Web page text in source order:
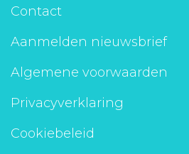
Contact
Aanmelden nieuwsbrief
Algemene voorwaarden
Privacyverklaring
Cookiebeleid